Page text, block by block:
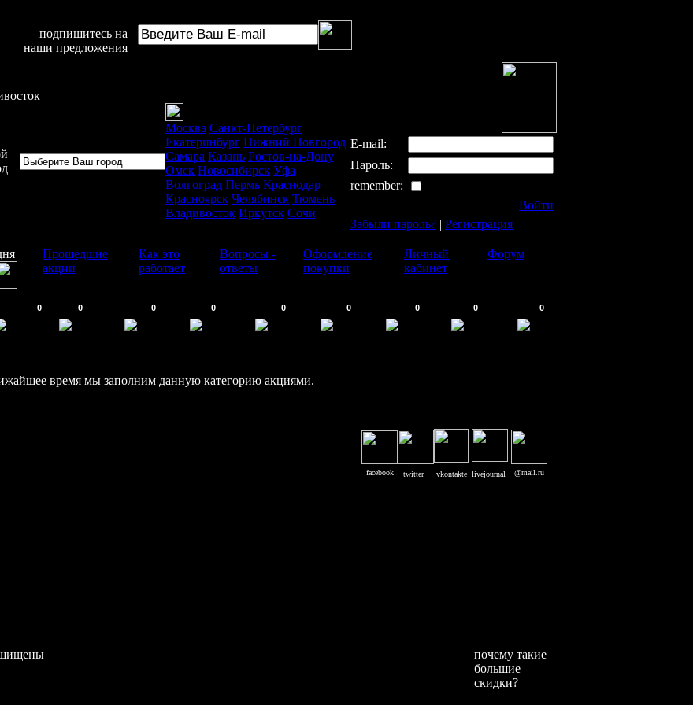
подпишитесь на
наши предложения
Москва Санкт-Петербург
Екатеринбург Нижний Новгород
Самара Казань Ростов-на-Дону
Омск Новосибирск Уфа
Волгоград Пермь Краснодар
Красноярск Челябинск Тюмень
Владивосток Иркутск Сочи
E-mail:
Пароль:
remember:
Войти
Забыли пароль? | Регистрация
Прошедшие
акции
Как это
работает
Вопросы -
ответы
Оформление
покупки
Личный
кабинет
Форум
0 0 0 0 0 0 0 0 0
время мы заполним данную категорию акциями.
facebook twitter vkontakte livejournal @mail.ru
почему такие
большие
скидки?